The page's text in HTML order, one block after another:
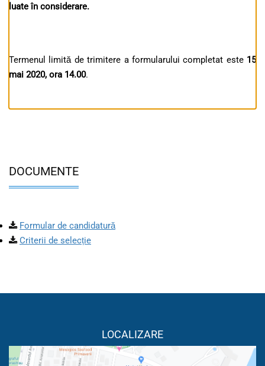
luate în considerare.
Termenul limită de trimitere a formularului completat este 15
mai 2020, ora 14.00.
DOCUMENTE
Formular de candidatură
Criterii de selecție
LOCALIZARE